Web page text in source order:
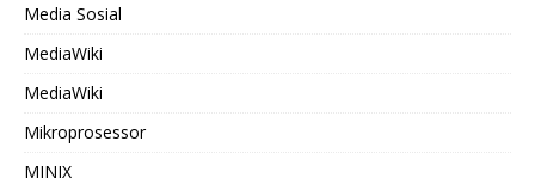
Media Sosial
MediaWiki
MediaWiki
Mikroprosessor
MINIX